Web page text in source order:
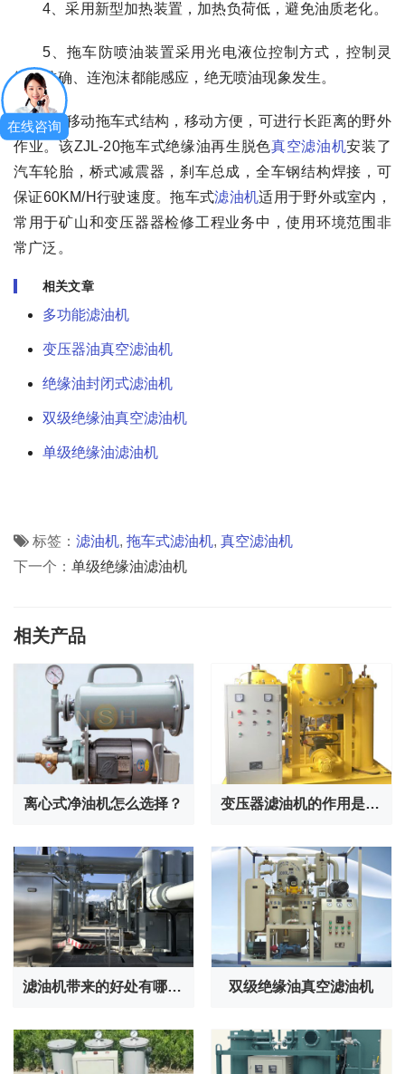
4、采用新型加热装置，加热负荷低，避免油质老化。
5、拖车防喷油装置采用光电液位控制方式，控制灵
敏、准确、连泡沫都能感应，绝无喷油现象发生。
6、移动拖车式结构，移动方便，可进行长距离的野外
作业。该ZJL-20拖车式绝缘油再生脱色真空滤油机安装了
汽车轮胎，桥式减震器，刹车总成，全车钢结构焊接，可
保证60KM/H行驶速度。拖车式滤油机适用于野外或室内，
常用于矿山和变压器器检修工程业务中，使用环境范围非
常广泛。
相关文章
多功能滤油机
变压器油真空滤油机
绝缘油封闭式滤油机
双级绝缘油真空滤油机
单级绝缘油滤油机
标签： 滤油机, 拖车式滤油机, 真空滤油机
下一个： 单级绝缘油滤油机
相关产品
离心式净油机怎么选择？ 变压器滤油机的作用是什么？
滤油机带来的好处有哪些？ 双级绝缘油真空滤油机
在线咨询